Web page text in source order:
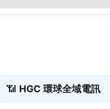
📶 HGC 環球全域電訊